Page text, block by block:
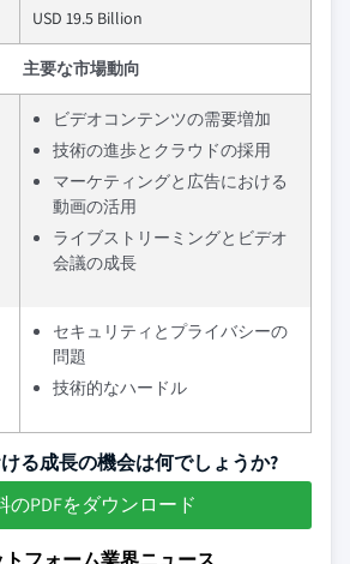
USD 19.5 Billion
主要な市場動向
ビデオコンテンツの需要増加
技術の進歩とクラウドの採用
マーケティングと広告における
動画の活用
ライブストリーミングとビデオ
会議の成長
セキュリティとプライバシーの
問題
技術的なハードル
る成長の機会は何でしょうか?
のPDFをダウンロード